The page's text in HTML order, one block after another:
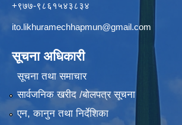
+९७७-९८६१५४३८३४
ito.likhuramechhapmun@gmail.com
सूचना अधिकारी
सूचना तथा समाचार
सार्वजनिक खरीद /बोलपत्र सूचना
एन, कानुन तथा निर्देशिका